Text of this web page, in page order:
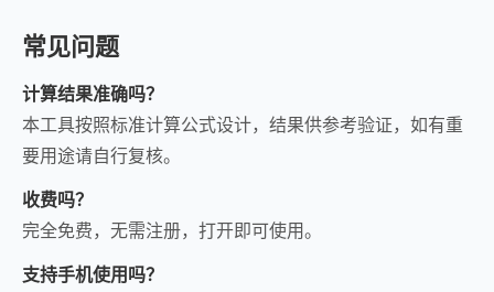
常见问题
计算结果准确吗？
本工具按照标准计算公式设计，结果供参考验证，如有重
要用途请自行复核。
收费吗？
完全免费，无需注册，打开即可使用。
支持手机使用吗？